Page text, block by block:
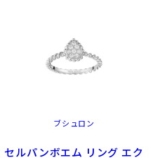
ブシュロン
セルパンボエム リング エク